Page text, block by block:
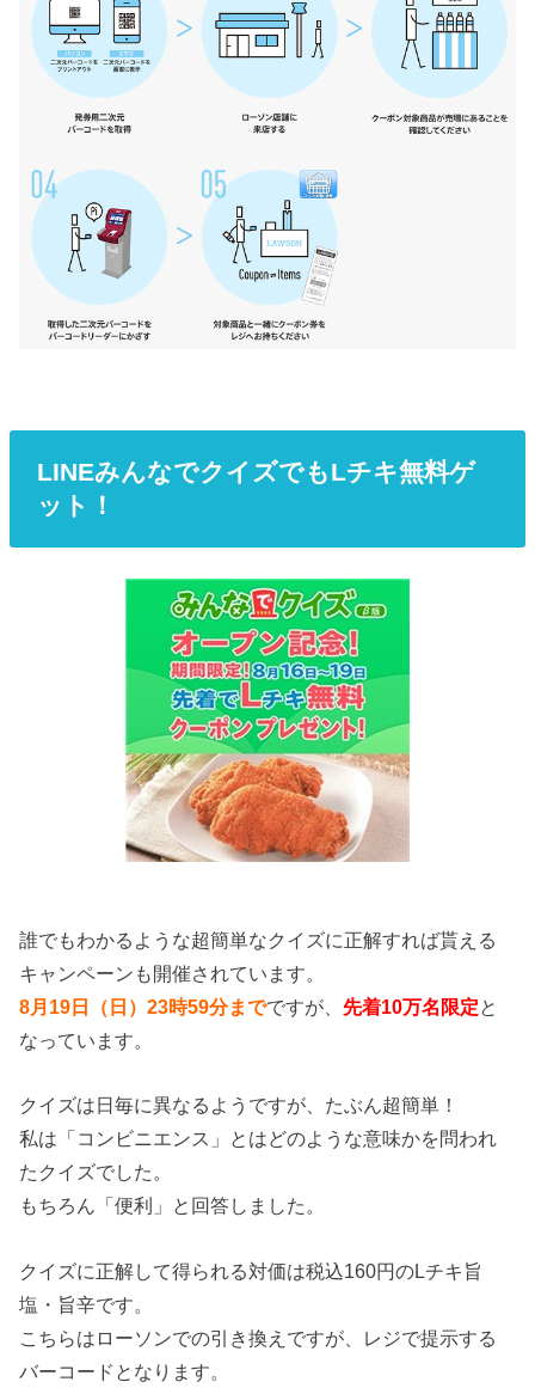
LINEみんなでクイズでもLチキ無料ゲ
ット！
誰でもわかるような超簡単なクイズに正解すれば貰える
キャンペーンも開催されています。
8月19日（日）23時59分までですが、先着10万名限定と
なっています。
クイズは日毎に異なるようですが、たぶん超簡単！
私は「コンビニエンス」とはどのような意味かを問われ
たクイズでした。
もちろん「便利」と回答しました。
クイズに正解して得られる対価は税込160円のLチキ旨
塩・旨辛です。
こちらはローソンでの引き換えですが、レジで提示する
バーコードとなります。